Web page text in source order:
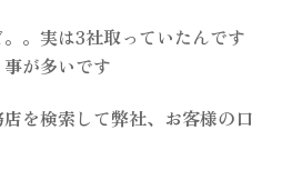
。。実は3社取っていたんです
が多いです
を検索して弊社、お客様の口